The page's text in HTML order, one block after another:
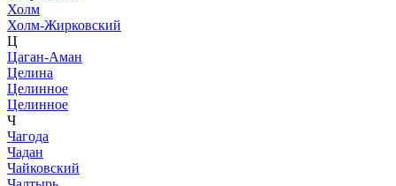
Холм
Холм-Жирковский
Ц
Цаган-Аман
Целина
Целинное
Целинное
Ч
Чагода
Чадан
Чайковский